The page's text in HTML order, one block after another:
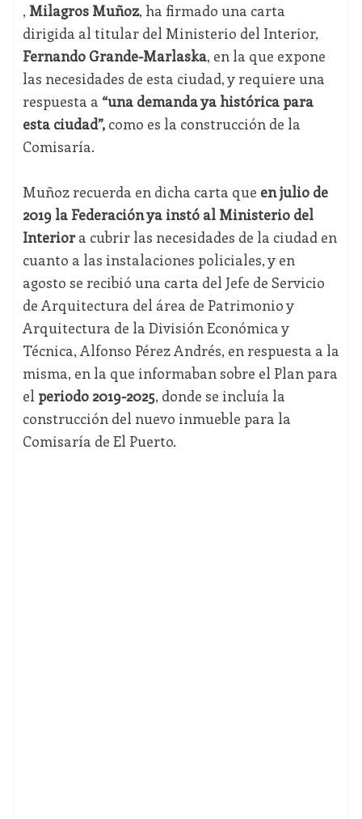
, Milagros Muñoz, ha firmado una carta
dirigida al titular del Ministerio del Interior,
Fernando Grande-Marlaska, en la que expone
las necesidades de esta ciudad, y requiere una
respuesta a “una demanda ya histórica para
esta ciudad”, como es la construcción de la
Comisaría.
Muñoz recuerda en dicha carta que en julio de
2019 la Federación ya instó al Ministerio del
Interiora cubrir las necesidades de la ciudad en
cuanto a las instalaciones policiales, y en
agosto se recibió una carta del Jefe de Servicio
de Arquitectura del área de Patrimonio y
Arquitectura de la División Económica y
Técnica, Alfonso Pérez Andrés, en respuesta a la
misma, en la que informaban sobre el Plan para
el periodo 2019-2025, donde se incluía la
construcción del nuevo inmueble para la
Comisaría de El Puerto.